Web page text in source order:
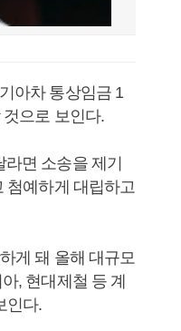
아차 통상임금 1
으로 보인다.
면 소송을 제기
첨예하게 대립하고
게 돼 올해 대규모
, 현대제철 등 계
인다.